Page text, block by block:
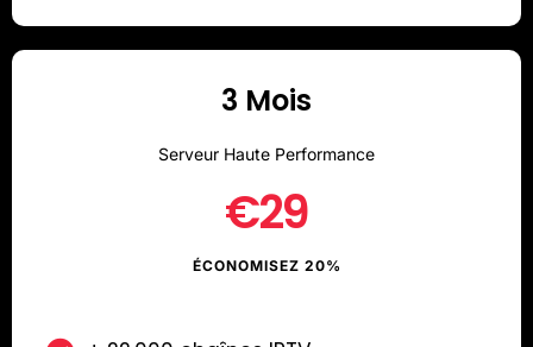
3 Mois
Serveur Haute Performance
€29
ÉCONOMISEZ 20%